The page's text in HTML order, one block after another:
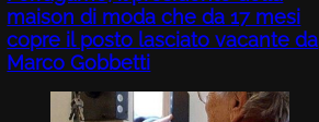
maison di moda che da 17 mesi
copre il posto lasciato vacante da
Marco Gobbetti